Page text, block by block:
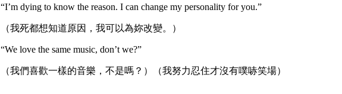
“I’m dying to know the reason. I can change my personality for you.”
（我死都想知道原因，我可以為妳改變。）
“We love the same music, don’t we?”
（我們喜歡一樣的音樂，不是嗎？）（我努力忍住才沒有噗哧笑場）